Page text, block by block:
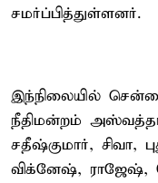
சமர்ப்பித்துள்ளனர்.
இந்நிலையில்
நீதிமன்றம்
சதீஷ்குமார், சிவா,
விக்னேஷ், ராஜேஷ்,